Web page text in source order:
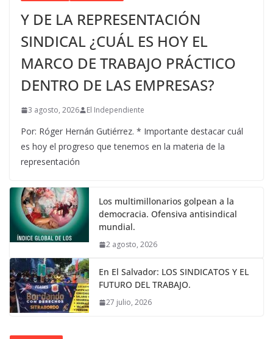
Y DE LA REPRESENTACIÓN
SINDICAL ¿CUÁL ES HOY EL
MARCO DE TRABAJO PRÁCTICO
DENTRO DE LAS EMPRESAS?
3 agosto, 2026 El Independiente
Por: Róger Hernán Gutiérrez. * Importante destacar cuál
es hoy el progreso que tenemos en la materia de la
representación
Los multimillonarios golpean a la
democracia. Ofensiva antisindical
mundial.
2 agosto, 2026
En El Salvador: LOS SINDICATOS Y EL
FUTURO DEL TRABAJO.
27 julio, 2026